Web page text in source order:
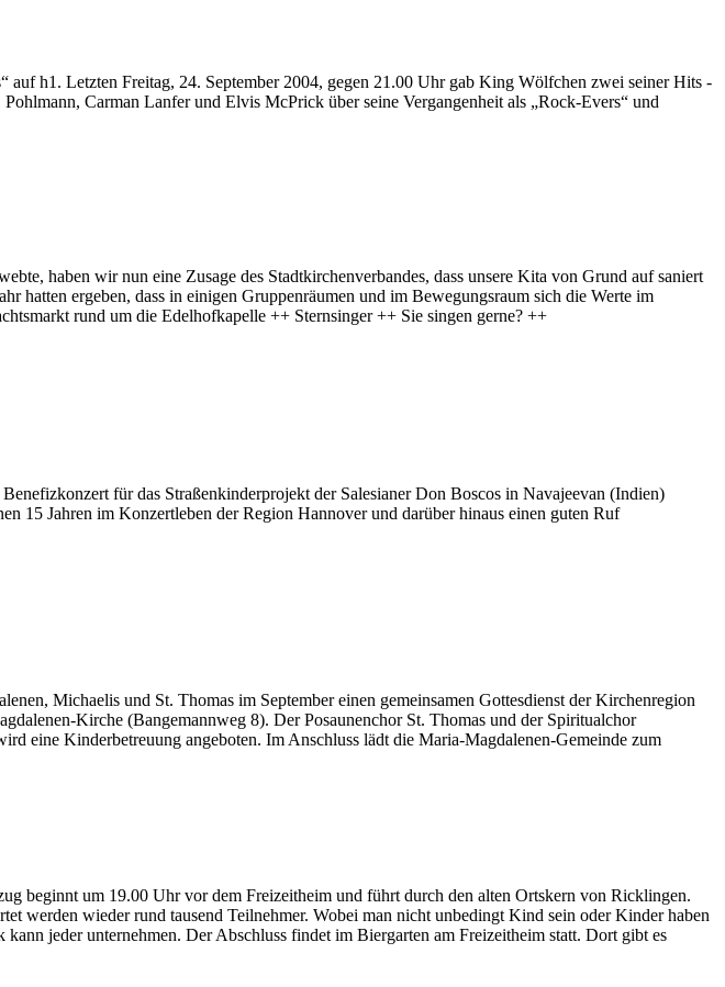
auf h1. Letzten Freitag, 24. September 2004, gegen 21.00 Uhr gab King Wölfchen zwei seiner Hits -
Carman Lanfer und Elvis McPrick über seine Vergangenheit als „Rock-Evers“ und
haben wir nun eine Zusage des Stadtkirchenverbandes, dass unsere Kita von Grund auf saniert
hatten ergeben, dass in einigen Gruppenräumen und im Bewegungsraum sich die Werte im
rund um die Edelhofkapelle ++ Sternsinger ++ Sie singen gerne? ++
für das Straßenkinderprojekt der Salesianer Don Boscos in Navajeevan (Indien)
15 Jahren im Konzertleben der Region Hannover und darüber hinaus einen guten Ruf
Michaelis und St. Thomas im September einen gemeinsamen Gottesdienst der Kirchenregion
Kirche (Bangemannweg 8). Der Posaunenchor St. Thomas und der Spiritualchor
eine Kinderbetreuung angeboten. Im Anschluss lädt die Maria-Magdalenen-Gemeinde zum
beginnt um 19.00 Uhr vor dem Freizeitheim und führt durch den alten Ortskern von Ricklingen.
werden wieder rund tausend Teilnehmer. Wobei man nicht unbedingt Kind sein oder Kinder haben
jeder unternehmen. Der Abschluss findet im Biergarten am Freizeitheim statt. Dort gibt es